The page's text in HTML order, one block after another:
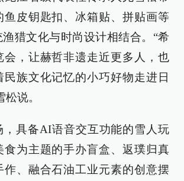
鱼皮钥匙扣、冰箱贴、拼贴画等
猎文化与时尚设计相结合。“希
会，让赫哲非遗走近更多人，也
民族文化记忆的小巧好物走进日
说。
，具备AI语音交互功能的雪人玩
食为主题的手办盲盒、返璞归真
作、融合石油工业元素的创意摆